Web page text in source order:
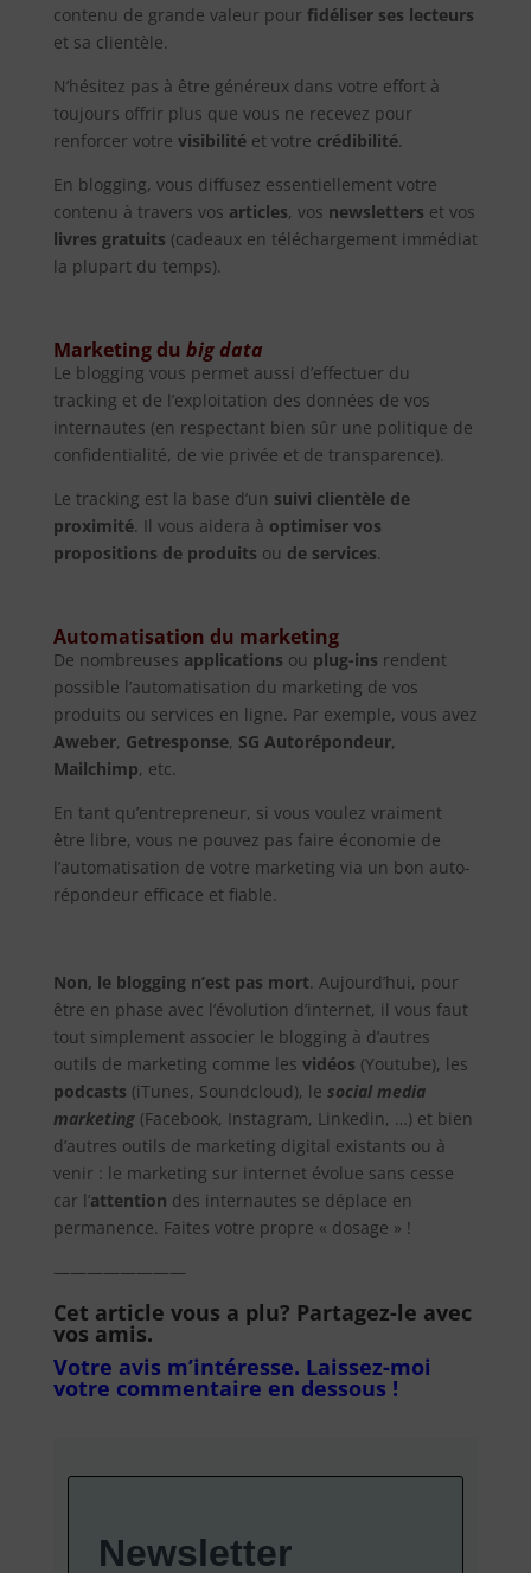
contenu de grande valeur pour fidéliser ses lecteurs
et sa clientèle.
N’hésitez pas à être généreux dans votre effort à
toujours offrir plus que vous ne recevez pour
renforcer votre visibilitéet votre crédibilité.
En blogging, vous diffusez essentiellement votre
contenu à travers vos articles, vos newsletters et vos
livres gratuits (cadeaux en téléchargement immédiat
la plupart du temps).
Marketing du big data
Le blogging vous permet aussi d’effectuer du
tracking et de l’exploitation des données de vos
internautes (en respectant bien sûr une politique de
confidentialité, de vie privée et de transparence).
Le tracking est la base d’un suivi clientèle de
proximité. Il vous aidera à optimiser vos
propositions de produits ou de services.
Automatisation du marketing
De nombreuses applications ou plug-ins rendent
possible l’automatisation du marketing de vos
produits ou services en ligne. Par exemple, vous avez
Aweber, Getresponse, SG Autorépondeur,
Mailchimp, etc.
En tant qu’entrepreneur, si vous voulez vraiment
être libre, vous ne pouvez pas faire économie de
l’automatisation de votre marketing via un bon auto-
répondeur efficace et fiable.
Non, le blogging n’est pas mort. Aujourd’hui, pour
être en phase avec l’évolution d’internet, il vous faut
tout simplement associer le blogging à d’autres
outils de marketing comme les vidéos (Youtube), les
podcasts (iTunes, Soundcloud), le social media
marketing (Facebook, Instagram, Linkedin, …) et bien
d’autres outils de marketing digital existants ou à
venir : le marketing sur internet évolue sans cesse
car l’attention des internautes se déplace en
permanence. Faites votre propre « dosage » !
————————
Cet article vous a plu? Partagez-le avec
vos amis.
Votre avis m’intéresse. Laissez-moi
votre commentaire en dessous !
Newsletter